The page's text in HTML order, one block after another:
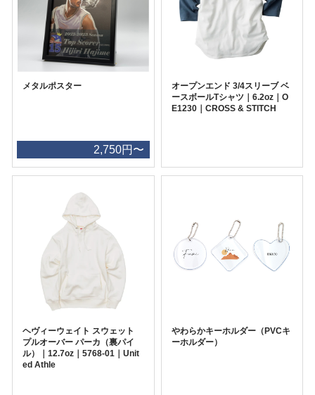
メタルポスター
2,750円〜
オープンエンド 3/4スリーブ ベ
ースボールTシャツ｜6.2oz｜O
E1230｜CROSS & STITCH
ヘヴィーウェイト スウェット
プルオーバー パーカ（裏パイ
ル）｜12.7oz｜5768-01｜Unit
ed Athle
やわらかキーホルダー（PVCキ
ーホルダー）